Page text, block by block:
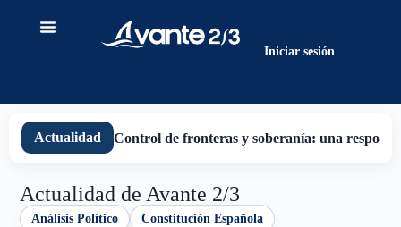
Iniciar sesión
Actualidad Control de fronteras y soberanía: una
Actualidad de Avante 2/3
Análisis Político Constitución Española